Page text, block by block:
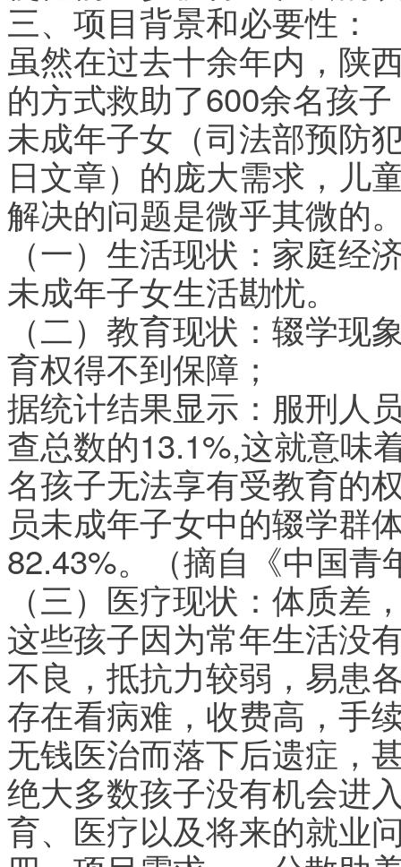
三、项目背景和必要性：
虽然在过去十余年内，陕
的方式救助了600余名孩
未成年子女（司法部预防
日文章）的庞大需求，儿
解决的问题是微乎其微的
（一）生活现状：家庭
未成年子女生活勘忧。
（二）教育现状：辍学
育权得不到保障；
据统计结果显示：服刑人
查总数的13.1%,这就意味
名孩子无法享有受教育的
员未成年子女中的辍学群
82.43%。（摘自《中国青
（三）医疗现状：体质差
这些孩子因为常年生活没
不良，抵抗力较弱，易患
存在看病难，收费高，手
无钱医治而落下后遗症，
绝大多数孩子没有机会进
育、医疗以及将来的就业